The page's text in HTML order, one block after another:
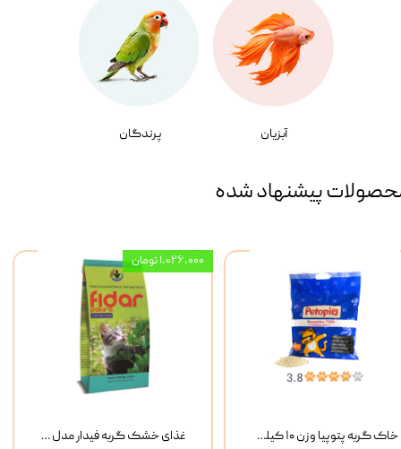
آبزیان پرندگان
پیشنهاد شده
غذای خشک گربه فیدار مدل Adult وزن 10 کیلوگرم
۱,۰۲۶,۰۰۰ تومان
خاک گربه پتوپیا وزن ۱۰ کیلوگرم